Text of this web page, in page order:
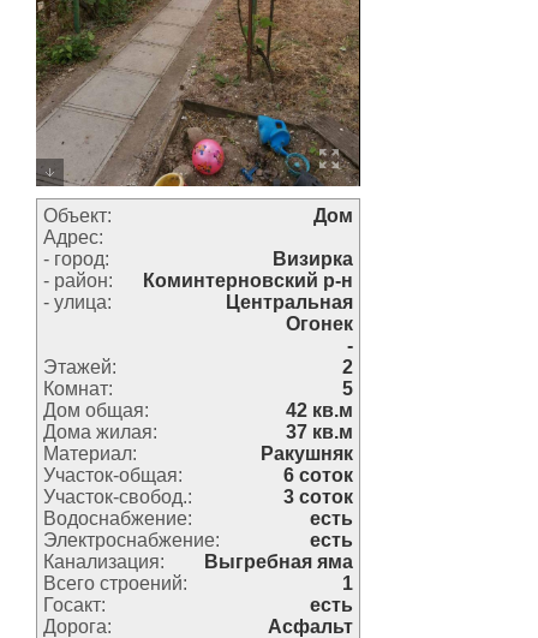
Объект:
Дом
Адрес:
- город:
Визирка
- район:
Коминтерновский р-н
- улица:
Центральная
Огонек
-
Этажей:
2
Комнат:
5
Дом общая:
42 кв.м
Дома жилая:
37 кв.м
Материал:
Ракушняк
Участок-общая:
6 соток
Участок-свобод.:
3 соток
Водоснабжение:
есть
Электроснабжение:
есть
Канализация:
Выгребная яма
Всего строений:
1
Госакт:
есть
Дорога:
Асфальт